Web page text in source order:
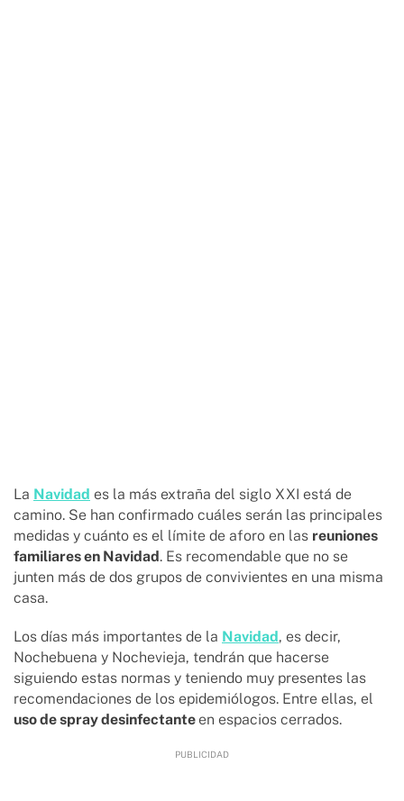
La Navidad es la más extraña del siglo XXI está de
camino. Se han confirmado cuáles serán las principales
medidas y cuánto es el límite de aforo en las reuniones
familiares en Navidad. Es recomendable que no se
junten más de dos grupos de convivientes en una misma
casa.
Los días más importantes de la Navidad, es decir,
Nochebuena y Nochevieja, tendrán que hacerse
siguiendo estas normas y teniendo muy presentes las
recomendaciones de los epidemiólogos. Entre ellas, el
uso de spray desinfectante en espacios cerrados.